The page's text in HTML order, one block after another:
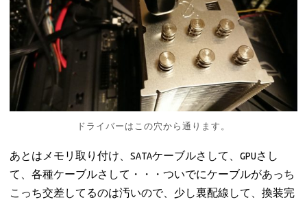
ドライバーはこの穴から通ります。
あとはメモリ取り付け、SATAケーブルさして、GPUさし
て、各種ケーブルさして・・・ついでにケーブルがあっち
こっち交差してるのは汚いので、少し裏配線して、換装完